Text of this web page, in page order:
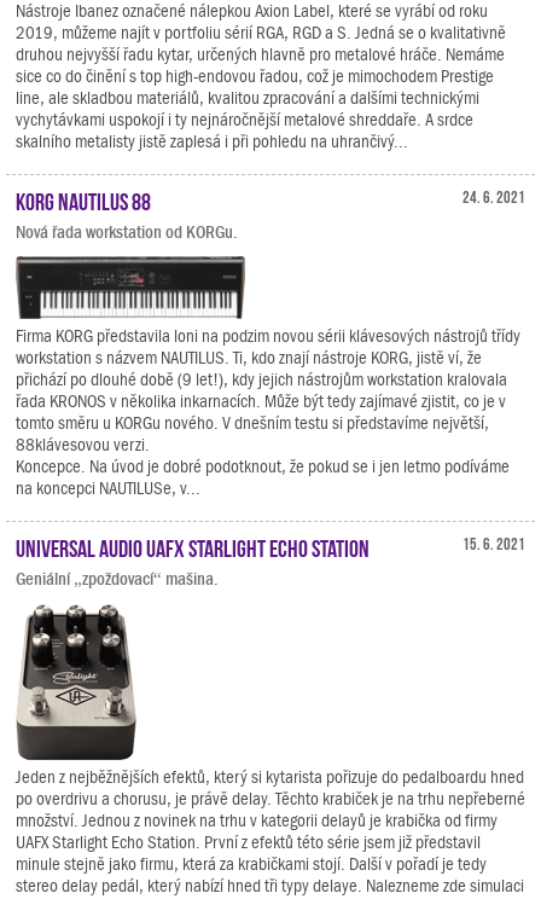
Nástroje Ibanez označené nálepkou Axion Label, které se vyrábí od roku
2019, můžeme najít v portfoliu sérií RGA, RGD a S. Jedná se o kvalitativně
druhou nejvyšší řadu kytar, určených hlavně pro metalové hráče. Nemáme
sice co do činění s top high-endovou řadou, což je mimochodem Prestige
line, ale skladbou materiálů, kvalitou zpracování a dalšími technickými
vychytávkami uspokojí i ty nejnáročnější metalové shreddaře. A srdce
skalního metalisty jistě zaplesá i při pohledu na uhrančivý...
24. 6. 2021
KORG NAUTILUS 88
Nová řada workstation od KORGu.
Firma KORG představila loni na podzim novou sérii klávesových nástrojů třídy
workstation s názvem NAUTILUS. Ti, kdo znají nástroje KORG, jistě ví, že
přichází po dlouhé době (9 let!), kdy jejich nástrojům workstation kralovala
řada KRONOS v několika inkarnacích. Může být tedy zajímavé zjistit, co je v
tomto směru u KORGu nového. V dnešním testu si představíme největší,
88klávesovou verzi.
Koncepce. Na úvod je dobré podotknout, že pokud se i jen letmo podíváme
na koncepci NAUTILUSe, v...
15. 6. 2021
Universal Audio UAFX Starlight Echo Station
Geniální „zpoždovací“ mašina.
Jeden z nejběžnějších efektů, který si kytarista pořizuje do pedalboardu hned
po overdrivu a chorusu, je právě delay. Těchto krabiček je na trhu nepřeberné
množství. Jednou z novinek na trhu v kategorii delayů je krabička od firmy
UAFX Starlight Echo Station. První z efektů této série jsem již představil
minule stejně jako firmu, která za krabičkami stojí. Další v pořadí je tedy
stereo delay pedál, který nabízí hned tři typy delaye. Nalezneme zde simulaci